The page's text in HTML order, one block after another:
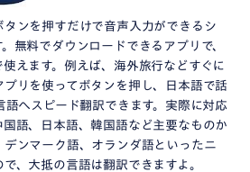
タンを押すだけで音声入力ができるシ
無料でダウンロードできるアプリで、
えます。例えば、海外旅行などすぐに
リを使ってボタンを押し、日本語で話
語へスピード翻訳できます。実際に対応
国語、日本語、韓国語など主要なものか
デンマーク語、オランダ語といったニ
、大抵の言語は翻訳できますよ。